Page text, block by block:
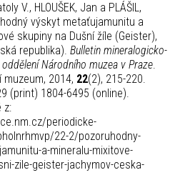
V., HLOUŠEK, Jan a PLÁŠIL,
výskyt metaťujamunitu a
skupiny na Dušní žíle (Geister),
republika). Bulletin mineralogicko-
Národního muzea v Praze.
muzeum, 2014, 22(2), 215-220.
(print) 1804-6495 (online).
z:
periodicke-
22-2/pozoruhodny-
a-mineralu-mixitove-
zile-geister-jachymov-ceska-